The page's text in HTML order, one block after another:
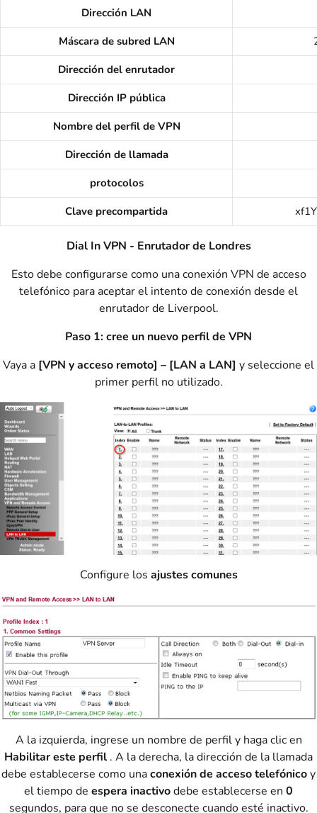
Dirección LAN
Máscara de subred LAN
Dirección del enrutador
Dirección IP pública
Nombre del perfil de VPN
Dirección de llamada
protocolos
Clave precompartida
Dial In VPN - Enrutador de Londres
Esto debe configurarse como una conexión VPN de acceso
telefónico para aceptar el intento de conexión desde el
enrutador de Liverpool.
Paso 1: cree un nuevo perfil de VPN
Vaya a [VPN y acceso remoto] – [LAN a LAN] y seleccione el
primer perfil no utilizado.
Configure los ajustes comunes
A la izquierda, ingrese un nombre de perfil y haga clic en
Habilitar este perfil . A la derecha, la dirección de la llamada
debe establecerse como unaconexión de acceso telefónicoy
el tiempo de espera inactivodebe establecerse en 0
segundos, para que no se desconecte cuando esté inactivo.